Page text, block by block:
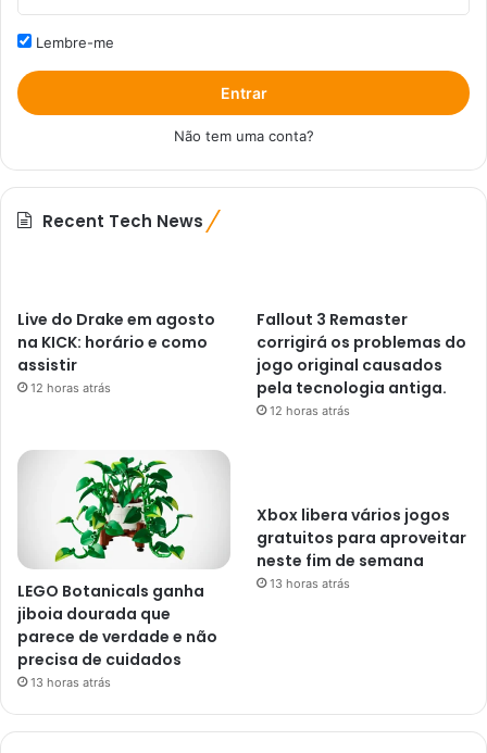
Lembre-me
Entrar
Não tem uma conta?
Recent Tech News
Live do Drake em agosto
na KICK: horário e como
assistir
12 horas atrás
Fallout 3 Remaster
corrigirá os problemas do
jogo original causados ​​
pela tecnologia antiga.
12 horas atrás
LEGO Botanicals ganha
jiboia dourada que
parece de verdade e não
precisa de cuidados
13 horas atrás
Xbox libera vários jogos
gratuitos para aproveitar
neste fim de semana
13 horas atrás